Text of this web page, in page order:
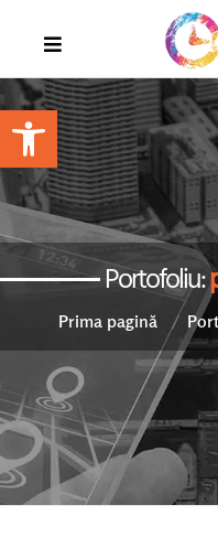
Portofoliu:
Prima pagină
Open toolbar